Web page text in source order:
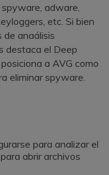
adware,
etc. Si bien
de anaálisis
destaca el Deep
a AVG como
eliminar spyware.
para analizar el
abrir archivos